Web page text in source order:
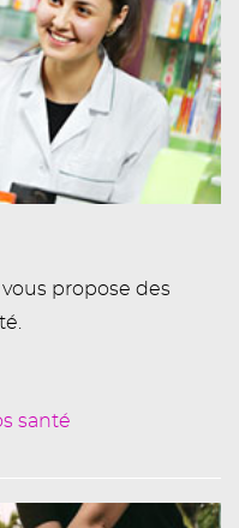
propose des
santé